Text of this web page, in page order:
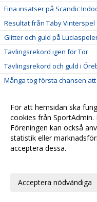
Fina insatser på Scandic
Resultat från Täby Vinterspel
Glitter och guld på
Tävlingsrekord igen för Tor
Tävlingsrekord och guld i
Många tog första chansen
Mälarhöjden och CRAFT i
Tävlingsprogram för hösten
Dubbla medaljörer på Skol-
Seger i
Guld i veteran-SM i
För att hemsidan ska
cookies från
Föreningen kan också
statistik eller
acceptera dessa.
Acceptera nödvändiga